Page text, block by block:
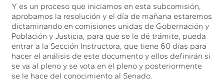
Y es un proceso que iniciamos en esta subcomisión,
aprobamos la resolución y el día de mañana estaremos
dictaminando en comisiones unidas de Gobernación y
Población y Justicia, para que se le dé trámite, pueda
entrar a la Sección Instructora, que tiene 60 días para
hacer el análisis de este documento y ellos definirán si
se va al pleno y se vota en el pleno y posteriormente
se le hace del conocimiento al Senado.